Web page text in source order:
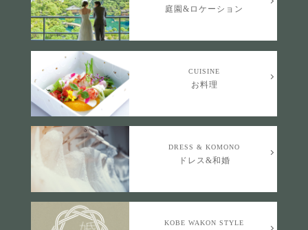
庭園&ロケーション
CUISINE
お料理
DRESS & KOMONO
ドレス&和婚
KOBE WAKON STYLE